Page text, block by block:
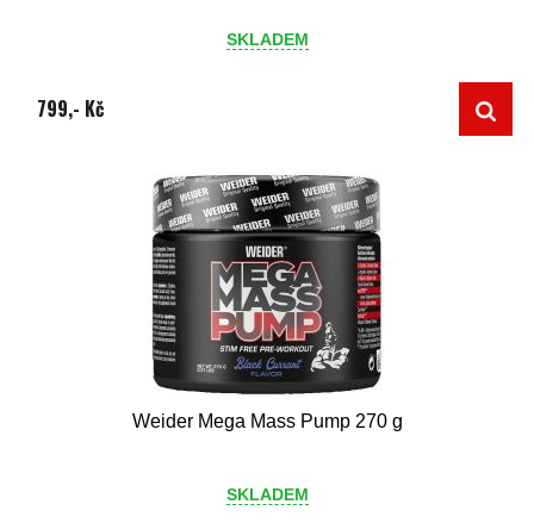
SKLADEM
799,- Kč
Weider Mega Mass Pump 270 g
SKLADEM